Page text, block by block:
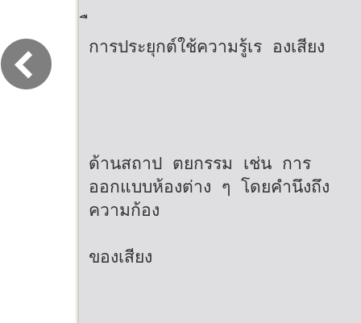
การประยุกต์ใช้ความรู้เร องเสียง
ด้านสถาป ตยกรรม เช่น การ
ออกแบบห้องต่าง ๆ โดยคํานึงถึง
ความก้อง
ของเสียง